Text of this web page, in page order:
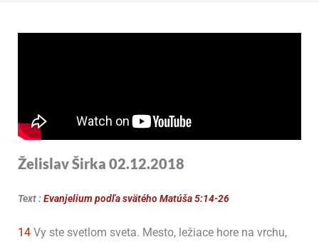
Želislav Širka 02.12.2018
Text :Evanjelium podľa svätého Matúša 5:14-26
14 Vy ste svetlom sveta. Mesto, ležiace hore na vrchu,